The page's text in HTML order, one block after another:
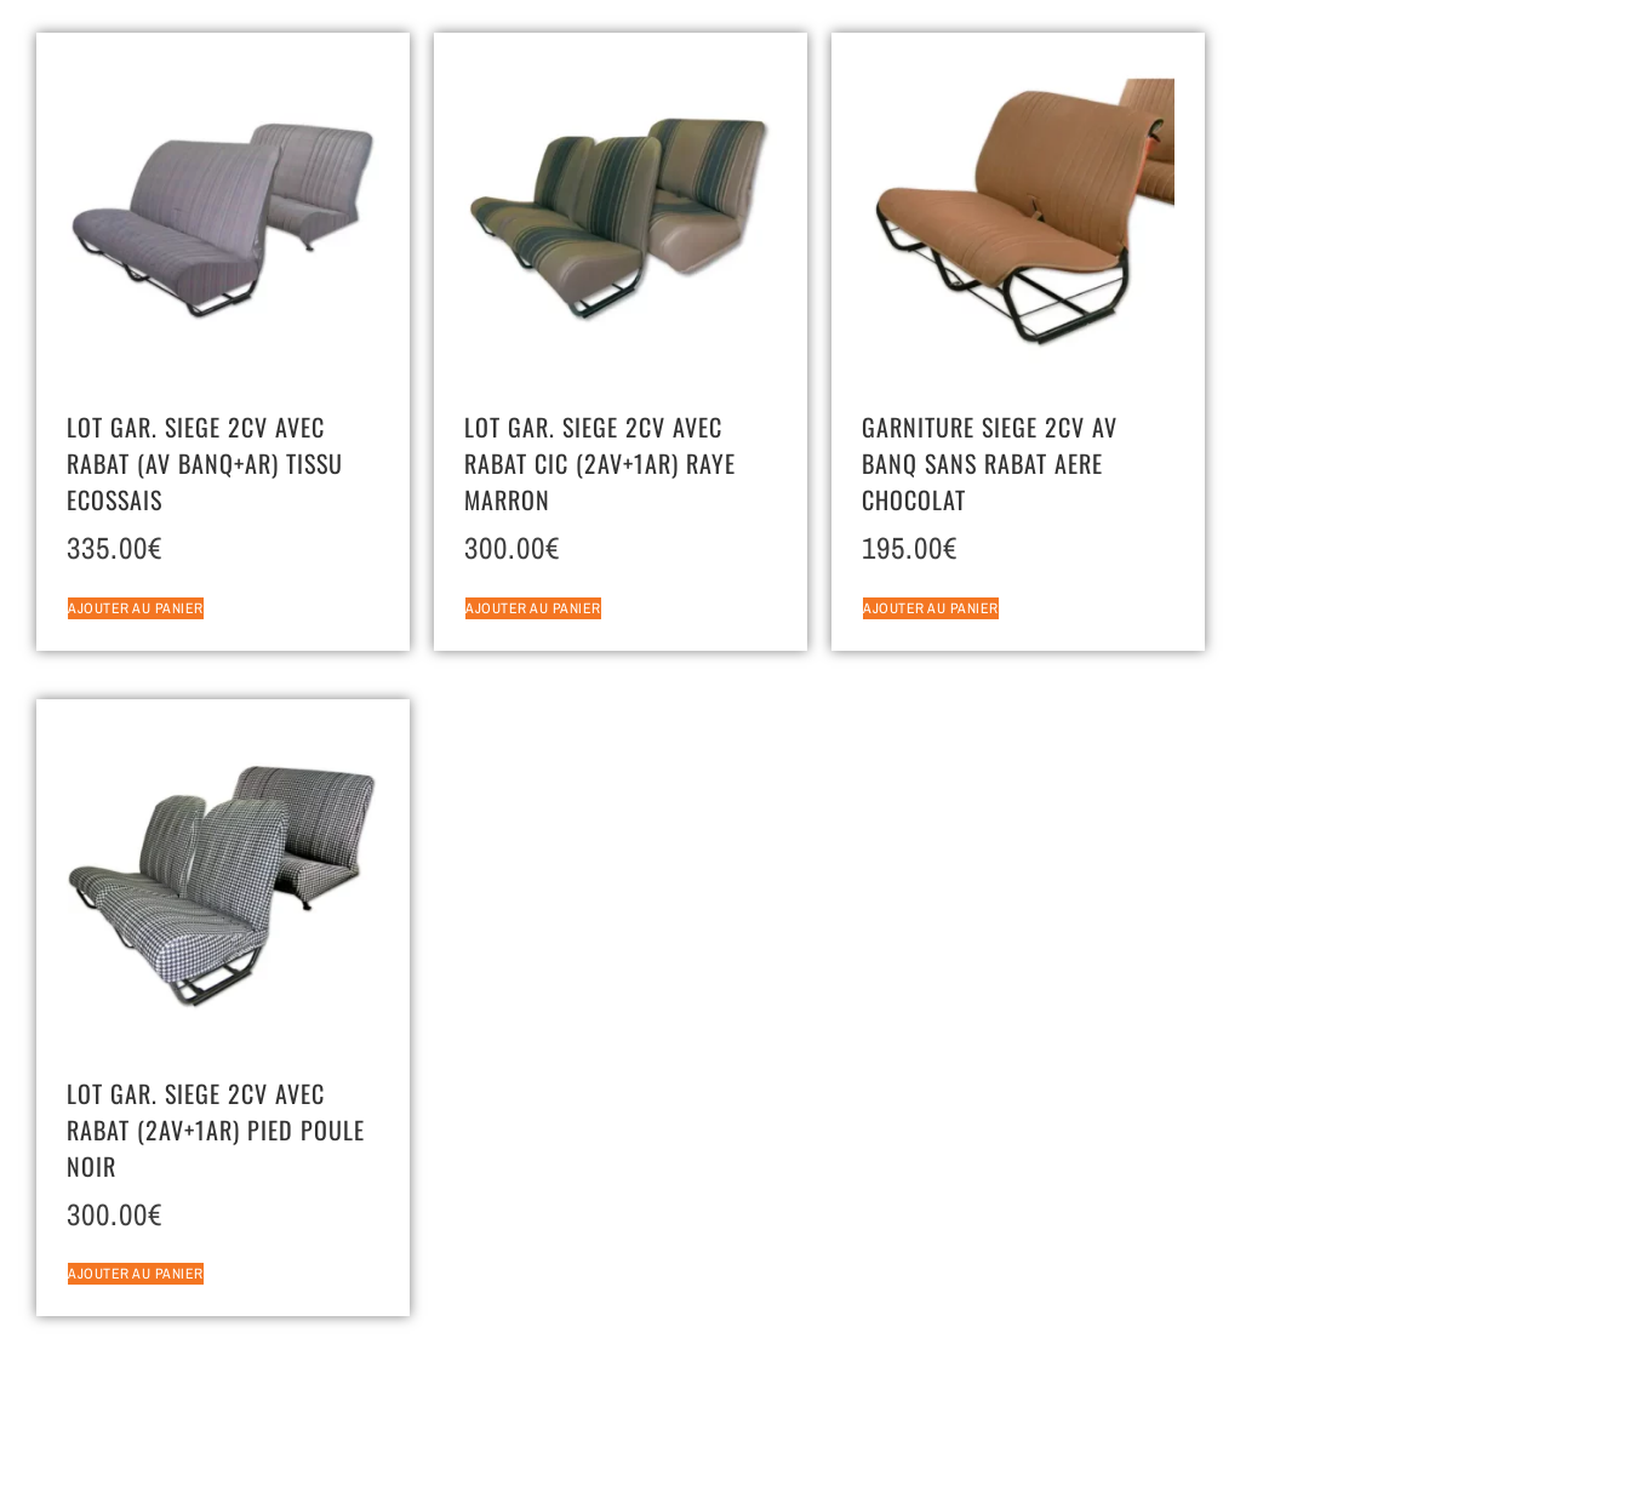
LOT GAR. SIEGE 2CV AVEC
RABAT (AV BANQ+AR) TISSU
ECOSSAIS
335.00€
AJOUTER AU PANIER
LOT GAR. SIEGE 2CV AVEC
RABAT CIC (2AV+1AR) RAYE
MARRON
300.00€
AJOUTER AU PANIER
GARNITURE SIEGE 2CV AV
BANQ SANS RABAT AERE
CHOCOLAT
195.00€
AJOUTER AU PANIER
LOT GAR. SIEGE 2CV AVEC
RABAT (2AV+1AR) PIED POULE
NOIR
300.00€
AJOUTER AU PANIER